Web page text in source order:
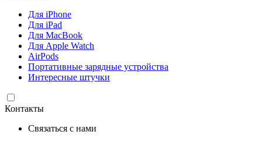
Для iPhone
Для iPad
Для MacBook
Для Apple Watch
AirPods
Портативные зарядные устройства
Интересные штучки
Контакты
Связаться с нами